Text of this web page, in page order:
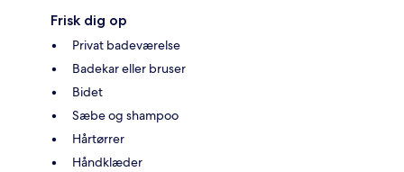
Frisk dig op
Privat badeværelse
Badekar eller bruser
Bidet
Sæbe og shampoo
Hårtørrer
Håndklæder